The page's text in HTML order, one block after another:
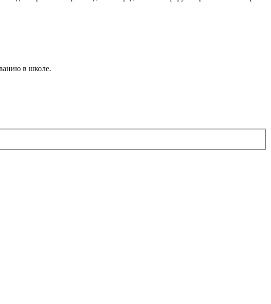
в школе.